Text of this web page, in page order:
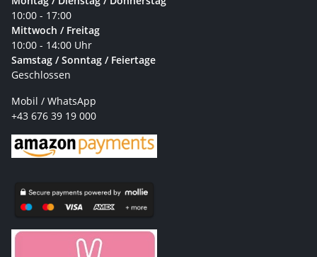
10:00 - 17:00
Mittwoch / Freitag
10:00 - 14:00 Uhr
Samstag / Sonntag / Feiertage
Geschlossen
Mobil / WhatsApp
+43 676 39 19 000